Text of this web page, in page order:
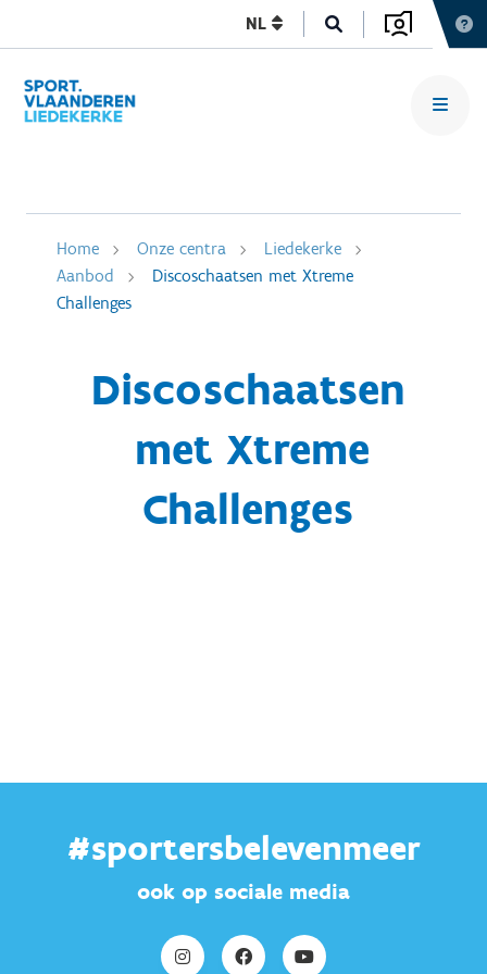
NL
Home Onze centra
Liedekerke
Aanbod
Discoschaatsen met Xtreme
Challenges
Discoschaatsen
met Xtreme
Challenges
#sportersbelevenmeer
ook op sociale media